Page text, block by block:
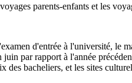
parents-enfants et les
d'entrée à l'université, le
par rapport à l'année
bacheliers, et les sites